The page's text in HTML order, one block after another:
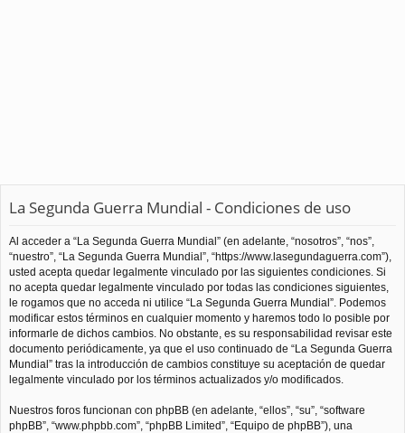
La Segunda Guerra Mundial - Condiciones de uso
Al acceder a “La Segunda Guerra Mundial” (en adelante, “nosotros”, “nos”,
“nuestro”, “La Segunda Guerra Mundial”, “https://www.lasegundaguerra.com”),
usted acepta quedar legalmente vinculado por las siguientes condiciones. Si
no acepta quedar legalmente vinculado por todas las condiciones siguientes,
le rogamos que no acceda ni utilice “La Segunda Guerra Mundial”. Podemos
modificar estos términos en cualquier momento y haremos todo lo posible por
informarle de dichos cambios. No obstante, es su responsabilidad revisar este
documento periódicamente, ya que el uso continuado de “La Segunda Guerra
Mundial” tras la introducción de cambios constituye su aceptación de quedar
legalmente vinculado por los términos actualizados y/o modificados.
Nuestros foros funcionan con phpBB (en adelante, “ellos”, “su”, “software
phpBB”, “www.phpbb.com”, “phpBB Limited”, “Equipo de phpBB”), una